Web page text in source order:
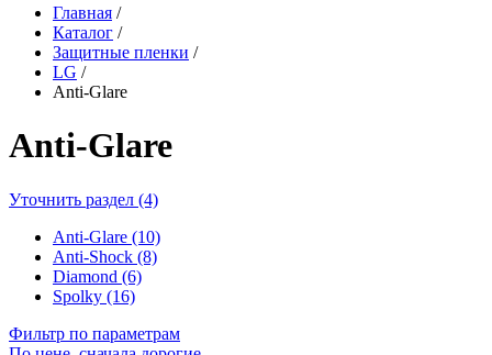
Главная /
Каталог /
Защитные пленки /
LG /
Anti-Glare
Anti-Glare
Уточнить раздел (4)
Anti-Glare (10)
Anti-Shock (8)
Diamond (6)
Spolky (16)
Фильтр по параметрам